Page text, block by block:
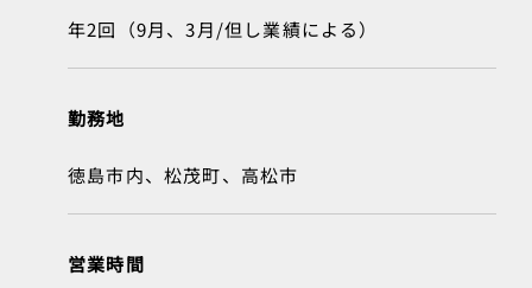
年2回（9月、3月/但し業績による）
勤務地
徳島市内、松茂町、高松市
営業時間